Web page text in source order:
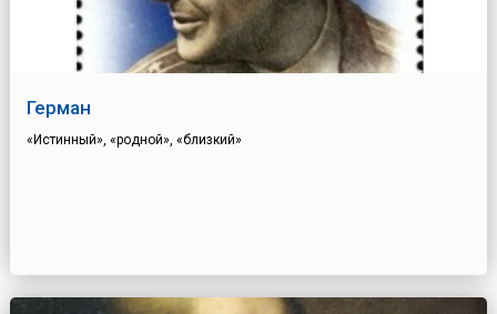
Герман
«Истинный», «родной», «близкий»